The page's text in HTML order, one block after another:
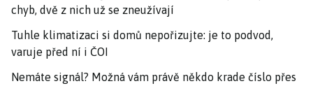
chyb, dvě z nich už se zneužívají
Tuhle klimatizaci si domů nepořizujte: je to podvod,
varuje před ní i ČOI
Nemáte signál? Možná vám právě někdo krade číslo přes